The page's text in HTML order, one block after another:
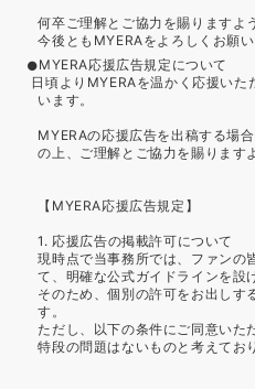
何卒ご理解とご協力を賜りますよ
今後ともMYERAをよろしくお願い
MYERA応援広告規定について
日頃よりMYERAを温かく応援い
います。
MYERAの応援広告を出稿する場
の上、ご理解とご協力を賜ります
【MYERA応援広告規定】
1. 応援広告の掲載許可について
現時点で当事務所では、ファンの
て、明確な公式ガイドラインを設
そのため、個別の許可をお出しす
す。
ただし、以下の条件にご同意いた
特段の問題はないものと考えてお